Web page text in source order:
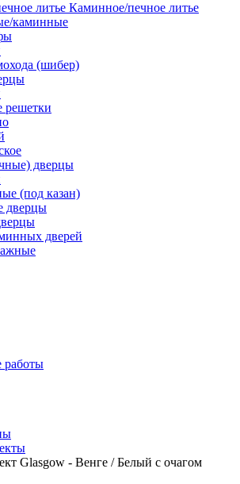
Каминное/печное литье
каминные
(шибер)
решетки
дверцы
(под казан)
дверцы
дверей
Glasgow - Венге / Белый с очагом